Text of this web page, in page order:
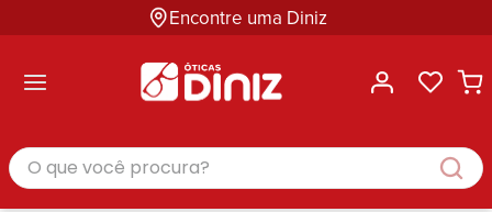
Encontre uma Diniz
Masculino
Feminino
Categorias
Masculino
Feminino
Correntes
para
Busque
Categoria
Armações
de Óculos
O que você procura?